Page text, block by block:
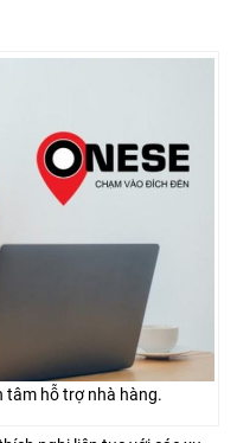
tâm hỗ trợ nhà hàng.